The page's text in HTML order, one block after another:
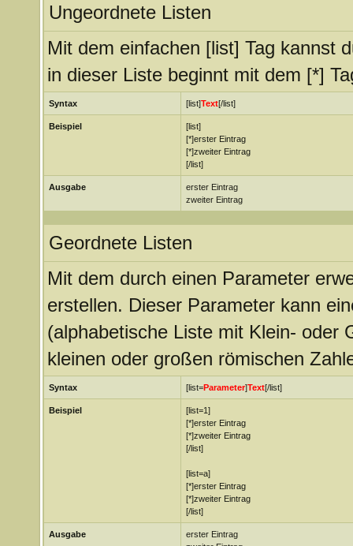
Ungeordnete Listen
Mit dem einfachen [list] Tag kannst
in dieser Liste beginnt mit dem [*]
Syntax [list]Text[/list]
Beispiel
[list]
[*]erster Eintrag
[*]zweiter Eintrag
[/list]
Ausgabe
erster Eintrag
zweiter Eintrag
Geordnete Listen
Mit dem durch einen Parameter
erstellen. Dieser Parameter kann
(alphabetische Liste mit Klein- oder
kleinen oder großen römischen
Syntax [list=Parameter]Text[/list]
Beispiel
[list=1]
[*]erster Eintrag
[*]zweiter Eintrag
[/list]
[list=a]
[*]erster Eintrag
[*]zweiter Eintrag
[/list]
Ausgabe
erster Eintrag